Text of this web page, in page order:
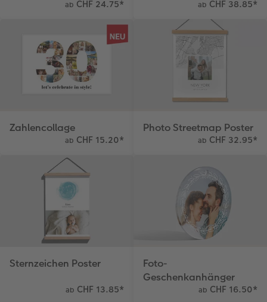
Kundengeschichten
Coffeetable Book «Art Collection»
Zubehör
Mehrteiler
Wandgestaltung
Zubehör
Foto-Leckerlidose
Neuheiten
ab CHF 24.75* ab CHF 38.85*
Zahlencollage
ab CHF 15.20*
Photo Streetmap Poster
ab CHF 32.95*
Sternzeichen Poster
ab CHF 13.85*
Foto-
Geschenkanhänger
ab CHF 16.50*